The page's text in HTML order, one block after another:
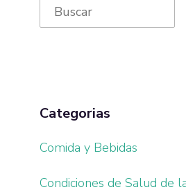
Primary
Sidebar
Search
for:
Categorias
Comida y Bebidas
Condiciones de Salud de